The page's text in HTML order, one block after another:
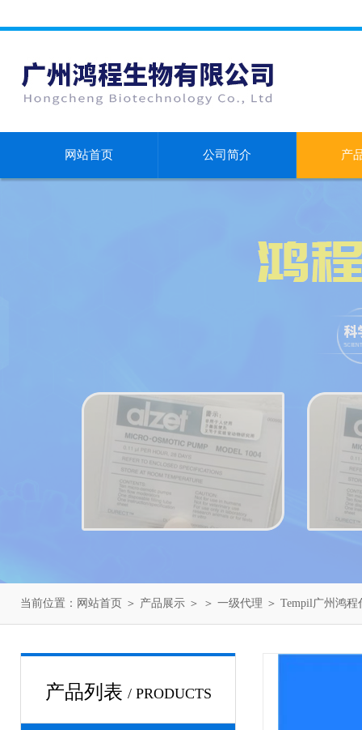
网站首页 公司简介 产
当前位置： 网站首页 ＞ 产品展示 ＞ ＞ 一级代理 ＞ Tempil广州鸿程
产品列表 / PRODUCTS